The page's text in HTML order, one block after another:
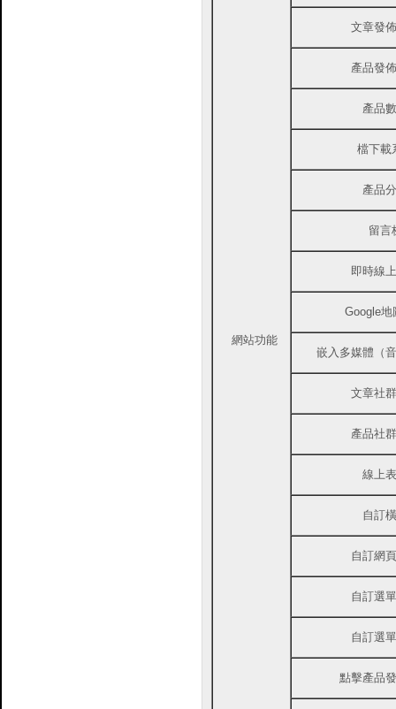
網站功能
文章發
產品發
產品
檔下載
產品
留言
即時線
Google地
嵌入多媒體（
文章社
產品社
線上
自訂
自訂網
自訂選
自訂選
點擊產品